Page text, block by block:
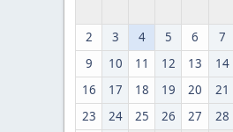
2
3 4 5 6 7
9
10 11 12 13 14
16
17 18 19 20 21
23
24 25 26 27 28